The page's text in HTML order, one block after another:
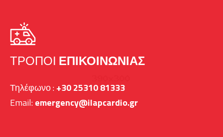
ΤΡΌΠΟΙ ΕΠΙΚΟΙΝΩΝΊΑΣ
Τηλέφωνο : +30 25310 81333
Email: emergency@ilapcardio.gr